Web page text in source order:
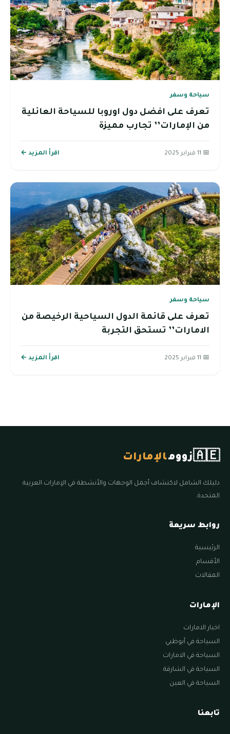
سياحة وسفر
تعرف على افضل دول اوروبا للسياحة العائلية
من الإمارات’’ تجارب مميزة
📅 11 فبراير 2025 اقرأ المزيد ←
سياحة وسفر
تعرف على قائمة الدول السياحية الرخيصة من
الامارات’’ تستحق التجربة
📅 11 فبراير 2025 اقرأ المزيد ←
🇦🇪زوومالإمارات
دليلك الشامل لاكتشاف أجمل الوجهات والأنشطة في الإمارات العربية
المتحدة.
روابط سريعة
الرئيسية
الأقسام
المقالات
الإمارات
اخبار الامارات
السياحة في أبوظبي
السياحة في الامارات
السياحة في الشارقة
السياحة في العين
تابعنا